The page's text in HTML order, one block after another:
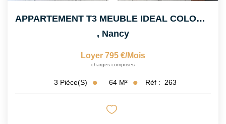
APPARTEMENT T3 MEUBLE IDEAL COLOCATION
, Nancy
Loyer 795 €/mois
charges comprises
3 Pièce(s) 64 M² Réf : 263